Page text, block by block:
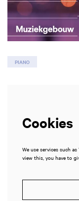
PIANO
Cookies
We use services such
view this, you have to